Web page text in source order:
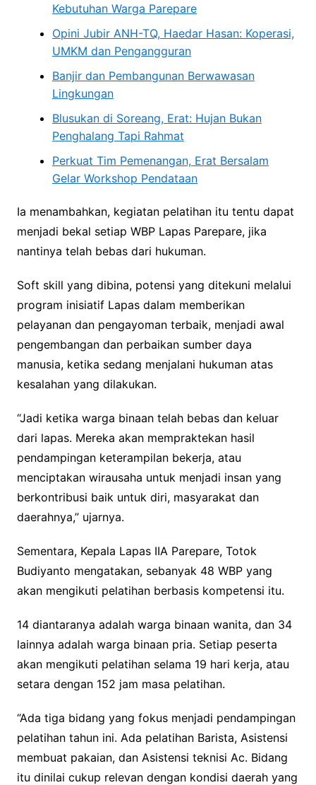
Kebutuhan Warga Parepare
Opini Jubir ANH-TQ, Haedar Hasan: Koperasi,
UMKM dan Pengangguran
Banjir dan Pembangunan Berwawasan
Lingkungan
Blusukan di Soreang, Erat: Hujan Bukan
Penghalang Tapi Rahmat
Perkuat Tim Pemenangan, Erat Bersalam
Gelar Workshop Pendataan
Ia menambahkan, kegiatan pelatihan itu tentu dapat
menjadi bekal setiap WBP Lapas Parepare, jika
nantinya telah bebas dari hukuman.
Soft skill yang dibina, potensi yang ditekuni melalui
program inisiatif Lapas dalam memberikan
pelayanan dan pengayoman terbaik, menjadi awal
pengembangan dan perbaikan sumber daya
manusia, ketika sedang menjalani hukuman atas
kesalahan yang dilakukan.
“Jadi ketika warga binaan telah bebas dan keluar
dari lapas. Mereka akan mempraktekan hasil
pendampingan keterampilan bekerja, atau
menciptakan wirausaha untuk menjadi insan yang
berkontribusi baik untuk diri, masyarakat dan
daerahnya,” ujarnya.
Sementara, Kepala Lapas IIA Parepare, Totok
Budiyanto mengatakan, sebanyak 48 WBP yang
akan mengikuti pelatihan berbasis kompetensi itu.
14 diantaranya adalah warga binaan wanita, dan 34
lainnya adalah warga binaan pria. Setiap peserta
akan mengikuti pelatihan selama 19 hari kerja, atau
setara dengan 152 jam masa pelatihan.
“Ada tiga bidang yang fokus menjadi pendampingan
pelatihan tahun ini. Ada pelatihan Barista, Asistensi
membuat pakaian, dan Asistensi teknisi Ac. Bidang
itu dinilai cukup relevan dengan kondisi daerah yang